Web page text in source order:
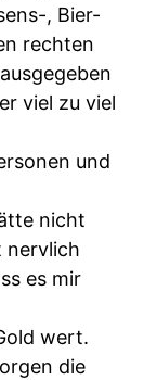
, Bier-
rechten
viel zu viel
und
nicht
nervlich
es mir
wert.
die